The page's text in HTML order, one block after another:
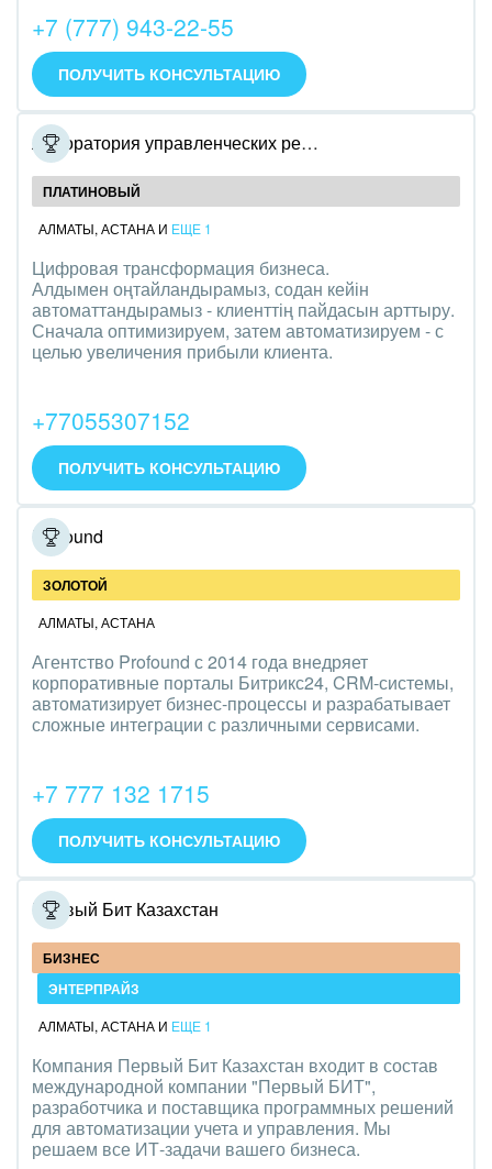
IT, Интернет
Консалтинговые и управленческие услуги
Культурные события, спорт, шоу-бизнес
Логистика
Мебель, лес, деревообработка
Медицина и фармацевтика
Металлургия
Мода, одежда, аксессуары, стиль
Нефть, газ
Оборудование, техника
Полиграфия
Ритуальные услуги
Рынки и торговля
Связь и телекоммуникации
Финансы, бухгалтерия, банки
Электроэнергетика
Ювелирное дело
Юриспруденция
+7 (777) 943-22-55
ПОЛУЧИТЬ КОНСУЛЬТАЦИЮ
Лаборатория управленческих решений
ПЛАТИНОВЫЙ
АЛМАТЫ, АСТАНА И ЕЩЕ 1
Цифровая трансформация бизнеса.
Алдымен оңтайландырамыз, содан кейін
автоматтандырамыз - клиенттің пайдасын арттыру.
Сначала оптимизируем, затем автоматизируем - с
целью увеличения прибыли клиента.
+77055307152
ПОЛУЧИТЬ КОНСУЛЬТАЦИЮ
Profound
ЗОЛОТОЙ
АЛМАТЫ, АСТАНА
Агентство Profound с 2014 года внедряет
корпоративные порталы Битрикс24, CRM-системы,
автоматизирует бизнес-процессы и разрабатывает
сложные интеграции с различными сервисами.
+7 777 132 1715
ПОЛУЧИТЬ КОНСУЛЬТАЦИЮ
Первый Бит Казахстан
БИЗНЕС
ЭНТЕРПРАЙЗ
АЛМАТЫ, АСТАНА И ЕЩЕ 1
Компания Первый Бит Казахстан входит в состав
международной компании "Первый БИТ",
разработчика и поставщика программных решений
для автоматизации учета и управления. Мы
решаем все ИТ-задачи вашего бизнеса.